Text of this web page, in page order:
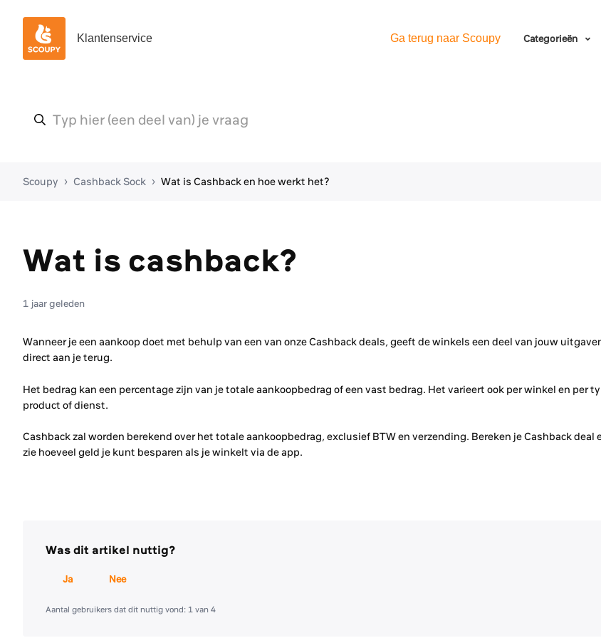
Klantenservice Ga terug naar Scoupy Categorieën
Scoupy Cashback Sock Wat is Cashback en hoe werkt het?
Wat is cashback?
1 jaar geleden
Wanneer je een aankoop doet met behulp van een van onze Cashback deals, geeft de winkels een deel van jouw
direct aan je terug.
Het bedrag kan een percentage zijn van je totale aankoopbedrag of een vast bedrag. Het varieert ook per winkel en per
product of dienst.
Cashback zal worden berekend over het totale aankoopbedrag, exclusief BTW en verzending. Bereken je Cashback deal
zie hoeveel geld je kunt besparen als je winkelt via de app.
Was dit artikel nuttig?
Ja Nee
Aantal gebruikers dat dit nuttig vond: 1 van 4